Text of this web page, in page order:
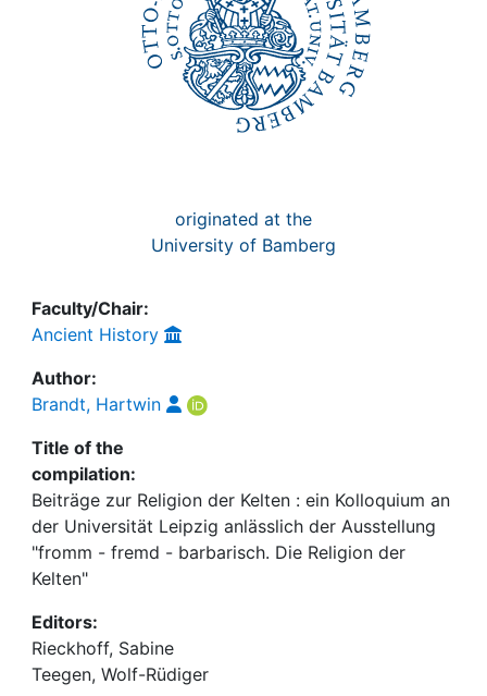
originated at the
University of Bamberg
Faculty/Chair:
Ancient History
Author:
Brandt, Hartwin
Title of the
compilation:
Beiträge zur Religion der Kelten : ein Kolloquium an
der Universität Leipzig anlässlich der Ausstellung
"fromm - fremd - barbarisch. Die Religion der
Kelten"
Editors:
Rieckhoff, Sabine
Teegen, Wolf-Rüdiger